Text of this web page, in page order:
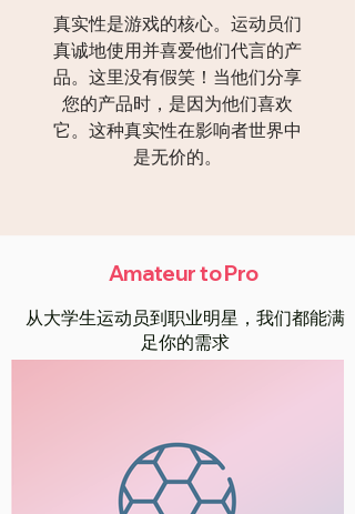
真实性是游戏的核心。运动员们
真诚地使用并喜爱他们代言的产
品。这里没有假笑！当他们分享
您的产品时，是因为他们喜欢
它。这种真实性在影响者世界中
是无价的。
Amateur to Pro
从大学生运动员到职业明星，我们都能满
足你的需求